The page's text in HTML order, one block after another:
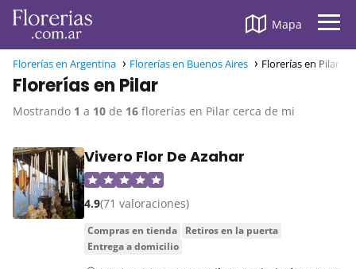
Mapa
Florerías en Argentina Florerías en Buenos Aires Florerías en Pilar
Florerías en Pilar
Mostrando 1 a 10 de 16 florerías en Pilar cerca de mi
Vivero Flor De Azahar
4.9(71 valoraciones)
compras en tienda
retiros en la puerta
entrega a domicilio